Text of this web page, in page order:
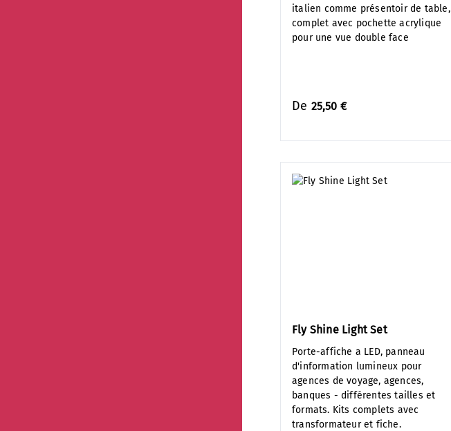
italien comme présentoir de table,
complet avec pochette acrylique
pour une vue double face
De 25,50 €
Fly Shine Light Set
Porte-affiche a LED, panneau
d'information lumineux pour
agences de voyage, agences,
banques - différentes tailles et
formats. Kits complets avec
transformateur et fiche.